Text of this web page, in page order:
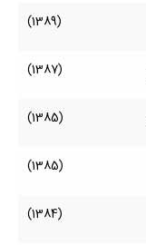
(1389)
(1387)
(1385)
(1385)
(1384)